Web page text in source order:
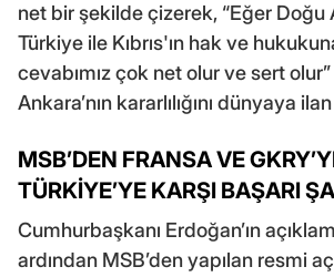
net bir şekilde çizerek, “Eğer
Türkiye ile Kıbrıs'ın hak ve
cevabımız çok net olur ve sert
Ankara’nın kararlılığını dünyaya
MSB’DEN FRANSA VE
TÜRKİYE’YE KARŞI BAŞARI
Cumhurbaşkanı Erdoğan’ın
ardından MSB’den yapılan resmi